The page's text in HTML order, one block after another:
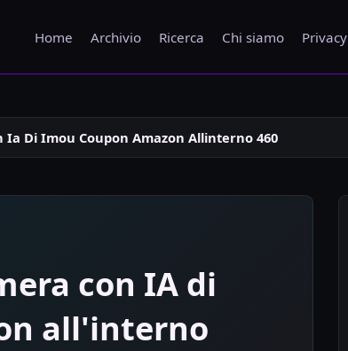
Home Archivio Ricerca Chi siamo Privacy
Ia Di Imou Coupon Amazon Allinterno 460
con IA di
all'interno